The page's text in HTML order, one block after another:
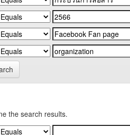
the search results.